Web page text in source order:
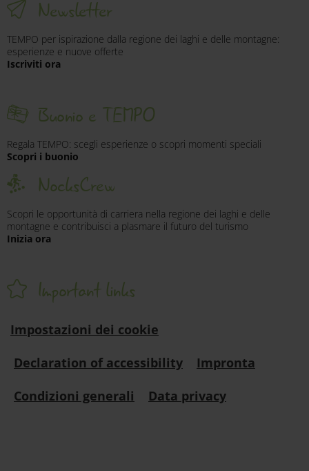
Newsletter
TEMPO per ispirazione dalla regione dei laghi e delle montagne:
esperienze e nuove offerte
Iscriviti ora
Buonio e TEMPO
Regala TEMPO: scegli esperienze o scopri momenti speciali
Scopri i buonio
NocksCrew
Scopri le opportunità di carriera nella regione dei laghi e delle
montagne e contribuisci a plasmare il futuro del turismo
Inizia ora
Important links
Impostazioni dei cookie
Declaration of accessibility
Impronta
Condizioni generali
Data privacy